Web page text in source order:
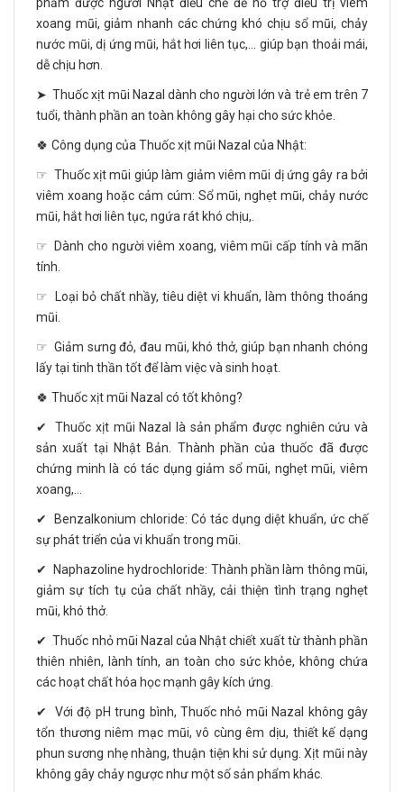
xoang mũi, giảm nhanh các chứng khó chịu sổ mũi, chảy
nước mũi, dị ứng mũi, hắt hơi liên tục,... giúp bạn thoải mái,
dễ chịu hơn.
➤ Thuốc xịt mũi Nazal dành cho người lớn và trẻ em trên 7
tuổi, thành phần an toàn không gây hại cho sức khỏe.
🍀 Công dụng của Thuốc xịt mũi Nazal của Nhật:
☞ Thuốc xịt mũi giúp làm giảm viêm mũi dị ứng gây ra bởi
viêm xoang hoặc cảm cúm: Sổ mũi, nghẹt mũi, chảy nước
mũi, hắt hơi liên tục, ngứa rát khó chịu,.
☞ Dành cho người viêm xoang, viêm mũi cấp tính và mãn
tính.
☞ Loại bỏ chất nhầy, tiêu diệt vi khuẩn, làm thông thoáng
mũi.
☞ Giảm sưng đỏ, đau mũi, khó thở, giúp bạn nhanh chóng
lấy tại tinh thần tốt để làm việc và sinh hoạt.
🍀 Thuốc xịt mũi Nazal có tốt không?
✔ Thuốc xịt mũi Nazal là sản phẩm được nghiên cứu và
sản xuất tại Nhật Bản. Thành phần của thuốc đã được
chứng minh là có tác dụng giảm sổ mũi, nghẹt mũi, viêm
xoang,...
✔ Benzalkonium chloride: Có tác dụng diệt khuẩn, ức chế
sự phát triển của vi khuẩn trong mũi.
✔ Naphazoline hydrochloride: Thành phần làm thông mũi,
giảm sự tích tụ của chất nhầy, cải thiện tình trạng nghẹt
mũi, khó thở.
✔ Thuốc nhỏ mũi Nazal của Nhật chiết xuất từ thành phần
thiên nhiên, lành tính, an toàn cho sức khỏe, không chứa
các hoạt chất hóa học mạnh gây kích ứng.
✔ Với độ pH trung bình, Thuốc nhỏ mũi Nazal không gây
tổn thương niêm mạc mũi, vô cùng êm dịu, thiết kế dạng
phun sương nhẹ nhàng, thuận tiện khi sử dụng. Xịt mũi này
không gây chảy ngược như một số sản phẩm khác.